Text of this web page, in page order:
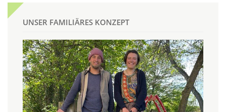
UNSER FAMILIÄRES KONZEPT